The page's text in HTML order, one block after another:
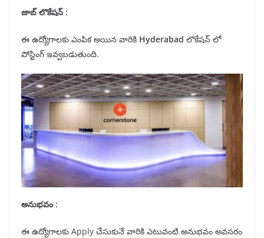
జాబ్ లొకేషన్ :
ఈ ఉద్యోగాలకు ఎంపిక అయిన వారికి Hyderabad లొకేషన్ లో
పోస్టింగ్ ఇవ్వబడుతుంది.
అనుభవం :
ఈ ఉద్యోగాలకు Apply చేసుకునే వారికి ఎటువంటి అనుభవం అవసరం